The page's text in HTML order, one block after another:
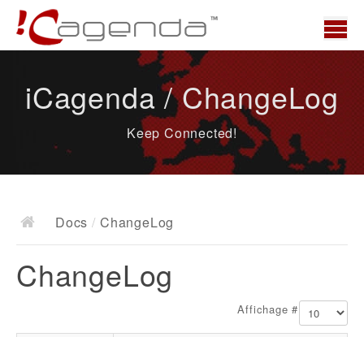
News
Docs
Documentation
iCagenda / ChangeLog
Keep Connected!
Docs / ChangeLog
ChangeLog
Affichage #